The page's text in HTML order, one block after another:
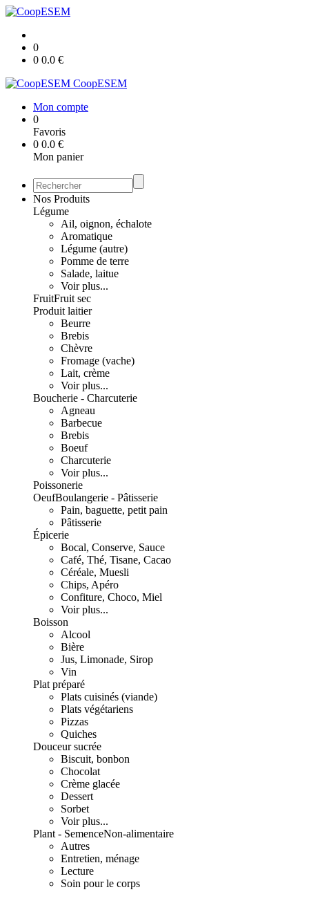
0
0 0.0 €
CoopESEM
Mon compte
0
Favoris
0 0.0 €
Mon panier
Nos Produits
Légume
Ail, oignon, échalote
Aromatique
Légume (autre)
Pomme de terre
Salade, laitue
Voir plus...
FruitFruit sec
Produit laitier
Beurre
Brebis
Chèvre
Fromage (vache)
Lait, crème
Voir plus...
Boucherie - Charcuterie
Agneau
Barbecue
Brebis
Boeuf
Charcuterie
Voir plus...
Poissonerie
OeufBoulangerie - Pâtisserie
Pain, baguette, petit pain
Pâtisserie
Épicerie
Bocal, Conserve, Sauce
Café, Thé, Tisane, Cacao
Céréale, Muesli
Chips, Apéro
Confiture, Choco, Miel
Voir plus...
Boisson
Alcool
Bière
Jus, Limonade, Sirop
Vin
Plat préparé
Plats cuisinés (viande)
Plats végétariens
Pizzas
Quiches
Douceur sucrée
Biscuit, bonbon
Chocolat
Crème glacée
Dessert
Sorbet
Voir plus...
Plant - SemenceNon-alimentaire
Autres
Entretien, ménage
Lecture
Soin pour le corps